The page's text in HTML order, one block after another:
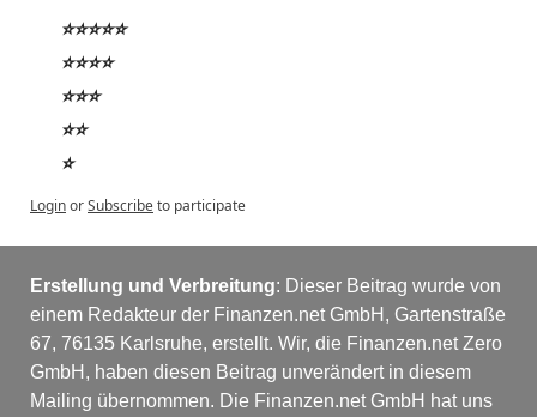
⭐⭐⭐⭐⭐
⭐⭐⭐⭐
⭐⭐⭐
⭐⭐
⭐
LoginorSubscribeto participate
Erstellung und Verbreitung: Dieser Beitrag wurde von
einem Redakteur der Finanzen.net GmbH, Gartenstraße
67, 76135 Karlsruhe, erstellt. Wir, die Finanzen.net Zero
GmbH, haben diesen Beitrag unverändert in diesem
Mailing übernommen. Die Finanzen.net GmbH hat uns